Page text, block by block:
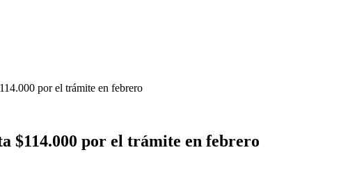
por el trámite en febrero
$114.000 por el trámite en febrero